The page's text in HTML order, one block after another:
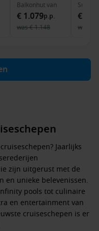
Balkonhutvan
€ 1.079p.p.
was€ 1.148
Suite
€
was
Jaarlijks
zijn uitgerust met de
en unieke belevenissen.
pools tot culinaire
en entertainment van
cruiseschepen is er